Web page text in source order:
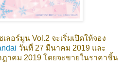
ลอร์มูน Vol.2 จะเริ่มเปิดให้จอง
วันที่ 27 มีนาคม 2019 และ
าคม 2019 โดยจะขายในราคาชิ้น